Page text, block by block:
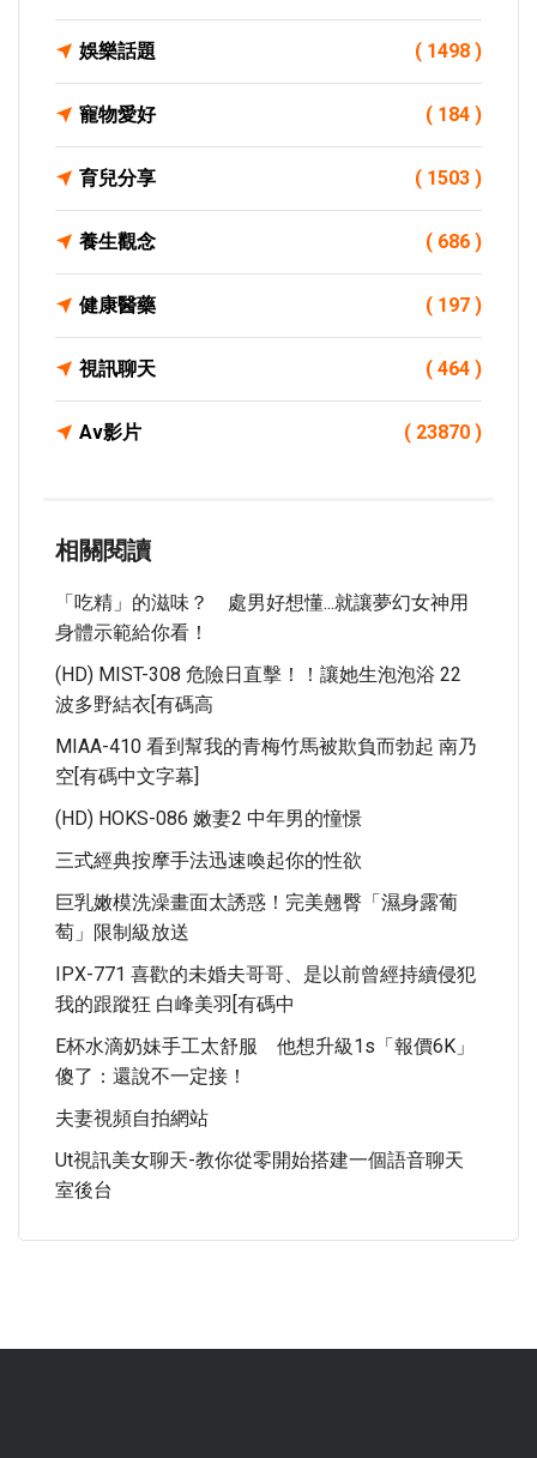
娛樂話題 ( 1498 )
寵物愛好 ( 184 )
育兒分享 ( 1503 )
養生觀念 ( 686 )
健康醫藥 ( 197 )
視訊聊天 ( 464 )
Av影片 ( 23870 )
相關閱讀
「吃精」的滋味？ 處男好想懂...就讓夢幻女神用
身體示範給你看！
(HD) MIST-308 危險日直擊！！讓她生泡泡浴 22
波多野結衣[有碼高
MIAA-410 看到幫我的青梅竹馬被欺負而勃起 南乃
空[有碼中文字幕]
(HD) HOKS-086 嫩妻2 中年男的憧憬
三式經典按摩手法迅速喚起你的性欲
巨乳嫩模洗澡畫面太誘惑！完美翹臀「濕身露葡
萄」限制級放送
IPX-771 喜歡的未婚夫哥哥、是以前曾經持續侵犯
我的跟蹤狂 白峰美羽[有碼中
E杯水滴奶妹手工太舒服 他想升級1s「報價6K」
傻了：還說不一定接！
夫妻視頻自拍網站
Ut視訊美女聊天-教你從零開始搭建一個語音聊天
室後台